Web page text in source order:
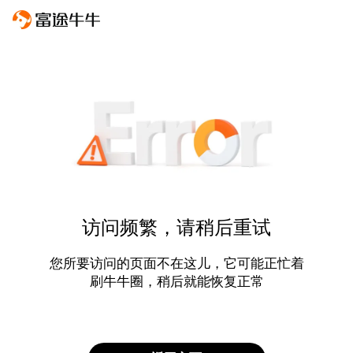
访问频繁，请稍后重试
您所要访问的页面不在这儿，它可能正忙着
刷牛牛圈，稍后就能恢复正常